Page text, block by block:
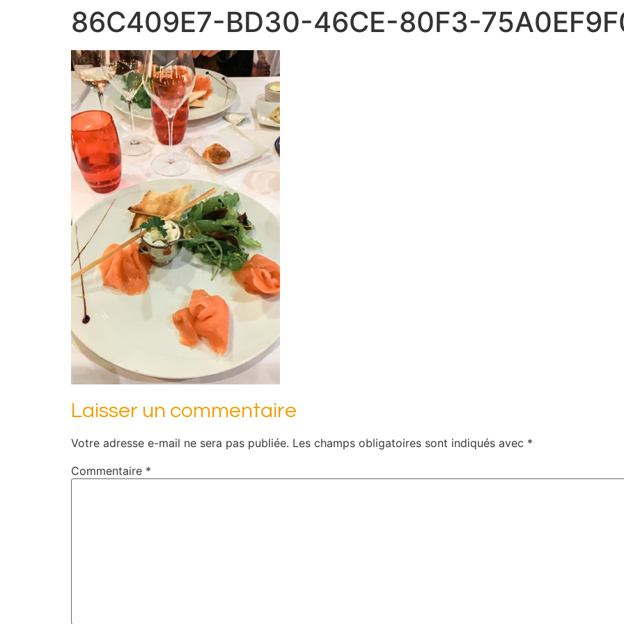
86C409E7-BD30-46CE-80F3-
Laisser un commentaire
Votre adresse e-mail ne sera pas publiée. Les champs obligatoires sont indiqués avec *
Commentaire *